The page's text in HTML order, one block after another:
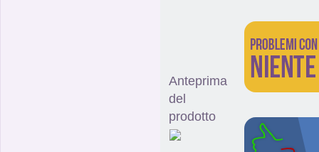
Anteprima
del
prodotto